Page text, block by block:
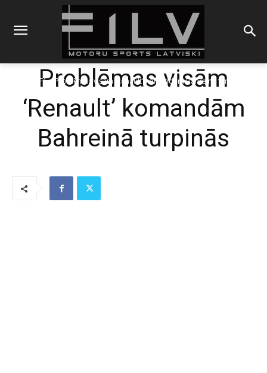
F1 Problēmas visām 'Renault' komandām Bahreinā turpinās
Problēmas visām
‘Renault’ komandām
Bahreinā turpinās